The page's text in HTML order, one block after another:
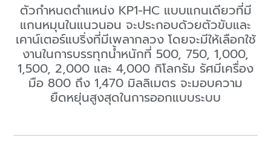
ตัวกำหนดตำแหน่ง KP1-HC แบบแกนเดียวที่มี
แกนหมุนในแนวนอน จะประกอบด้วยตัวขับและ
เคาน์เตอร์แบริ่งที่มีเพลากลวง โดยจะมีให้เลือกใช้
งานในการบรรทุกน้ำหนักที่ 500, 750, 1,000,
1,500, 2,000 และ 4,000 กิโลกรัม รัศมีเครื่อง
มือ 800 ถึง 1,470 มิลลิเมตร จะมอบความ
ยืดหยุ่นสูงสุดในการออกแบบระบบ